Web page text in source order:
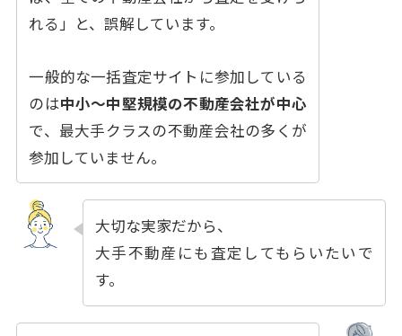
れる」と、誤解しています。
一般的な一括査定サイトに参加している
のは中小〜中堅規模の不動産会社が中心
で、最大手クラスの不動産会社の多くが
参加していません。
大切な実家だから、
大手不動産にも査定してもらいたいで
す。